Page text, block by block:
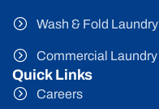
Wash & Fold Laundry
Commercial Laundry
Quick Links
Careers